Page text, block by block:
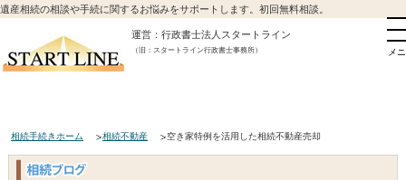
遺産相続の相談や手続に関するお悩みをサポートします。初回無料相談。
運営：行政書士法人スタートライン
（旧：スタートライン行政書士事務所） メ
相続手続きホーム 相続不動産 空き家特例を活用した相続不動産売却